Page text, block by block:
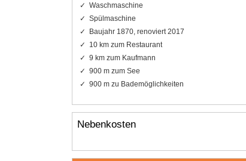
Waschmaschine
Spülmaschine
Baujahr 1870, renoviert 2017
10 km zum Restaurant
9 km zum Kaufmann
900 m zum See
900 m zu Bademöglichkeiten
Nebenkosten